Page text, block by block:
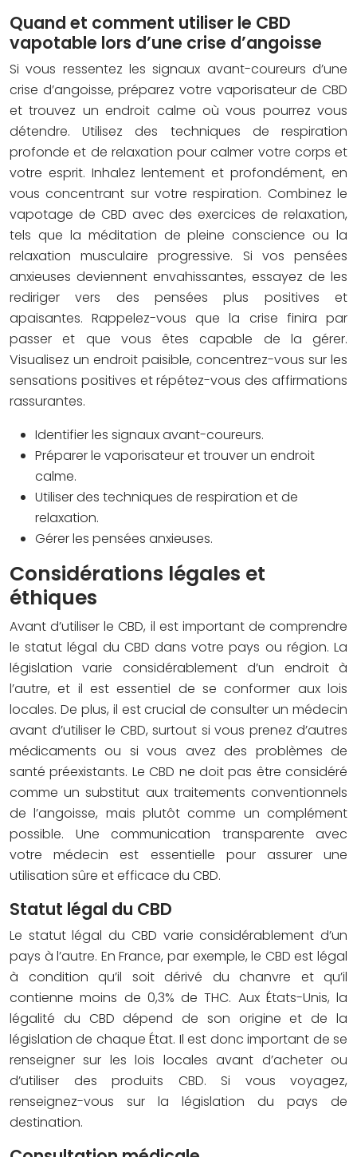
Quand et comment utiliser le CBD
vapotable lors d’une crise d’angoisse
Si vous ressentez les signaux avant-coureurs d’une
crise d’angoisse, préparez votre vaporisateur de CBD
et trouvez un endroit calme où vous pourrez vous
détendre. Utilisez des techniques de respiration
profonde et de relaxation pour calmer votre corps et
votre esprit. Inhalez lentement et profondément, en
vous concentrant sur votre respiration. Combinez le
vapotage de CBD avec des exercices de relaxation,
tels que la méditation de pleine conscience ou la
relaxation musculaire progressive. Si vos pensées
anxieuses deviennent envahissantes, essayez de les
rediriger vers des pensées plus positives et
apaisantes. Rappelez-vous que la crise finira par
passer et que vous êtes capable de la gérer.
Visualisez un endroit paisible, concentrez-vous sur les
sensations positives et répétez-vous des affirmations
rassurantes.
Identifier les signaux avant-coureurs.
Préparer le vaporisateur et trouver un endroit
calme.
Utiliser des techniques de respiration et de
relaxation.
Gérer les pensées anxieuses.
Considérations légales et
éthiques
Avant d’utiliser le CBD, il est important de comprendre
le statut légal du CBD dans votre pays ou région. La
législation varie considérablement d’un endroit à
l’autre, et il est essentiel de se conformer aux lois
locales. De plus, il est crucial de consulter un médecin
avant d’utiliser le CBD, surtout si vous prenez d’autres
médicaments ou si vous avez des problèmes de
santé préexistants. Le CBD ne doit pas être considéré
comme un substitut aux traitements conventionnels
de l’angoisse, mais plutôt comme un complément
possible. Une communication transparente avec
votre médecin est essentielle pour assurer une
utilisation sûre et efficace du CBD.
Statut légal du CBD
Le statut légal du CBD varie considérablement d’un
pays à l’autre. En France, par exemple, le CBD est légal
à condition qu’il soit dérivé du chanvre et qu’il
contienne moins de 0,3% de THC. Aux États-Unis, la
légalité du CBD dépend de son origine et de la
législation de chaque État. Il est donc important de se
renseigner sur les lois locales avant d’acheter ou
d’utiliser des produits CBD. Si vous voyagez,
renseignez-vous sur la législation du pays de
destination.